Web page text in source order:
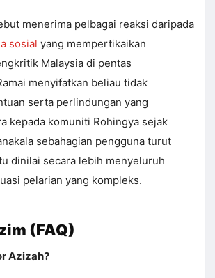
menerima pelbagai reaksi daripada
sosial yang mempertikaikan
Malaysia di pentas
menyifatkan beliau tidak
serta perlindungan yang
kepada komuniti Rohingya sejak
sebahagian pengguna turut
dinilai secara lebih menyeluruh
pelarian yang kompleks.
(FAQ)
Azizah?